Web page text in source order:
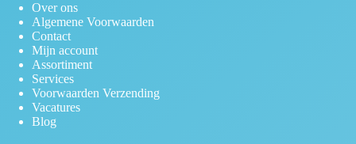
Over ons
Algemene Voorwaarden
Contact
Mijn account
Assortiment
Services
Voorwaarden Verzending
Vacatures
Blog